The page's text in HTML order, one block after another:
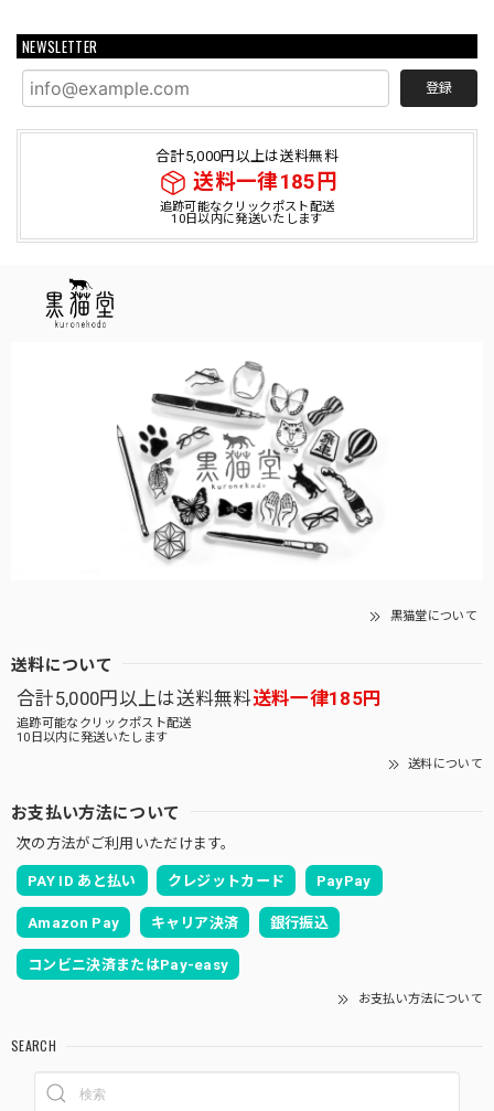
NEWSLETTER
登録
合計5,000円以上は送料無料
送料一律185円
追跡可能なクリックポスト配送
10日以内に発送いたします
黒猫堂について
送料について
合計5,000円以上は送料無料送料一律185円
追跡可能なクリックポスト配送
10日以内に発送いたします
送料について
お支払い方法について
次の方法がご利用いただけます。
PAY ID あと払い クレジットカード PayPay
Amazon Pay キャリア決済 銀行振込
コンビニ決済またはPay-easy
お支払い方法について
SEARCH